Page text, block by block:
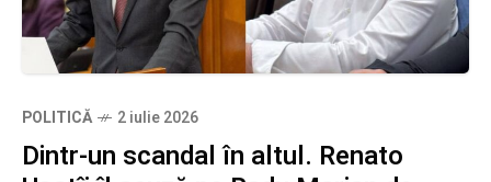
POLITICĂ 2 iulie 2026
Dintr-un scandal în altul. Renato